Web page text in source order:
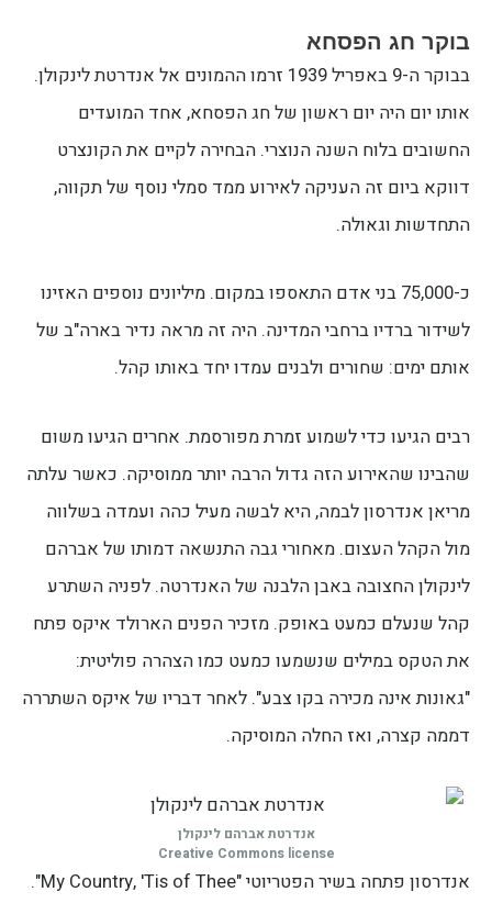
בוקר חג הפסחא
בבוקר ה-9 באפריל 1939 זרמו ההמונים אל אנדרטת לינקולן.
אותו יום היה יום ראשון של חג הפסחא, אחד המועדים
החשובים בלוח השנה הנוצרי. הבחירה לקיים את הקונצרט
דווקא ביום זה העניקה לאירוע ממד סמלי נוסף של תקווה,
התחדשות וגאולה.
כ-75,000 בני אדם התאספו במקום. מיליונים נוספים האזינו
לשידור ברדיו ברחבי המדינה. היה זה מראה נדיר בארה"ב של
אותם ימים: שחורים ולבנים עמדו יחד באותו קהל.
רבים הגיעו כדי לשמוע זמרת מפורסמת. אחרים הגיעו משום
שהבינו שהאירוע הזה גדול הרבה יותר ממוסיקה. כאשר עלתה
מריאן אנדרסון לבמה, היא לבשה מעיל כהה ועמדה בשלווה
מול הקהל העצום. מאחורי גבה התנשאה דמותו של אברהם
לינקולן החצובה באבן הלבנה של האנדרטה. לפניה השתרע
קהל שנעלם כמעט באופק. מזכיר הפנים הארולד איקס פתח
את הטקס במילים שנשמעו כמעט כמו הצהרה פוליטית:
"גאונות אינה מכירה בקו צבע". לאחר דבריו של איקס השתררה
דממה קצרה, ואז החלה המוסיקה.
אנדרטת אברהם לינקולן
Creative Commons license
אנדרסון פתחה בשיר הפטריוטי "My Country, 'Tis of Thee".